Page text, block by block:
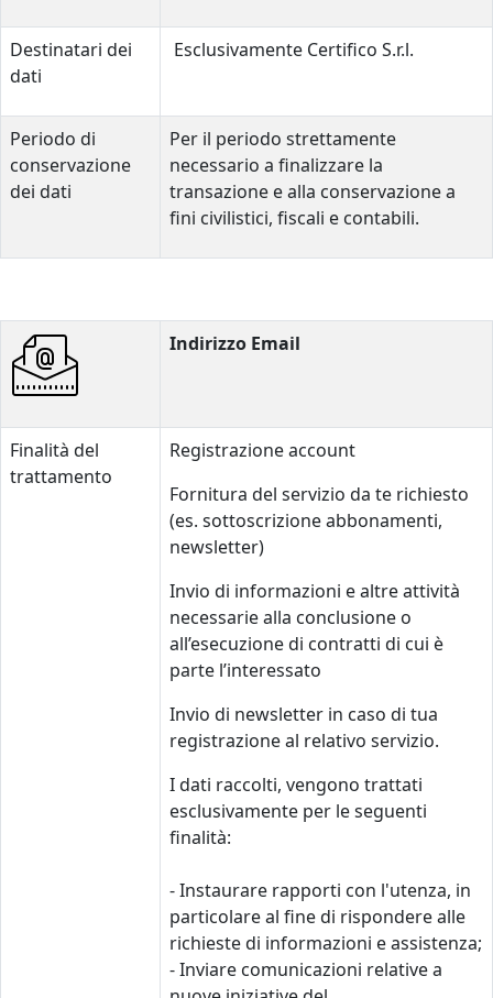
Destinatari dei
dati
Esclusivamente Certifico S.r.l.
Periodo di
conservazione
dei dati
Per il periodo strettamente
necessario a finalizzare la
transazione e alla conservazione a
fini civilistici, fiscali e contabili.
Indirizzo Email
Finalità del
trattamento
Registrazione account
Fornitura del servizio da te richiesto
(es. sottoscrizione abbonamenti,
newsletter)
Invio di informazioni e altre attività
necessarie alla conclusione o
all’esecuzione di contratti di cui è
parte l’interessato
Invio di newsletter in caso di tua
registrazione al relativo servizio.
I dati raccolti, vengono trattati
esclusivamente per le seguenti
finalità:
- Instaurare rapporti con l'utenza, in
particolare al fine di rispondere alle
richieste di informazioni e assistenza;
- Inviare comunicazioni relative a